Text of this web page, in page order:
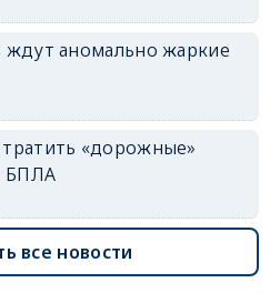
аномально жаркие
«дорожные»
БПЛА
все новости